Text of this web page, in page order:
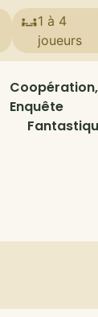
1 à 4
joueurs
Enquête